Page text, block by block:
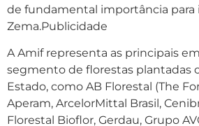
de fundamental importância para
Zema.Publicidade
A Amif representa as principais
segmento de florestas plantadas
Estado, como AB Florestal (The
Aperam, ArcelorMittal Brasil,
Florestal Bioflor, Gerdau, Grupo